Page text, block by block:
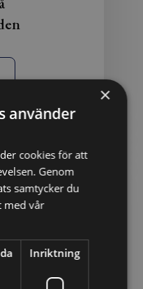
ärenden
månader
×
använder
cookies för att
Genom
samtycker du
med vår
Inriktning